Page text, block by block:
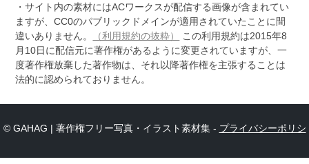
・サイト内の素材にはACワークスが配信する画像が含まれてい
ますが、CC0のパブリックドメインが適用されていたことに間
違いありません。
（利用規約の抜粋）
この利用規約は2015年8
月10日に配信元に著作権があるように変更されていますが、一
度著作権放棄した著作物は、それ以降著作権を主張することは
法的に認められておりません。
© GAHAG | 著作権フリー写真・イラスト素材集 - プライバシーポリシ